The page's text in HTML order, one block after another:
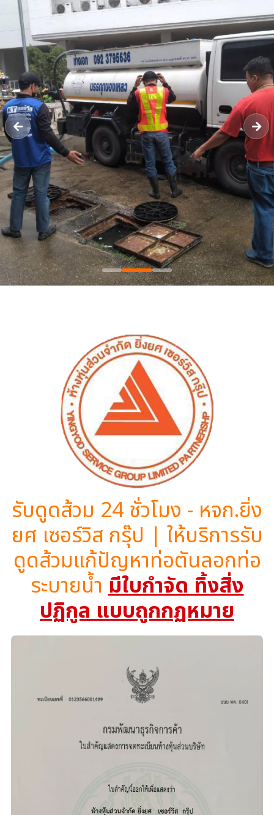
รับดูดส้วม 24 ชั่วโมง - หจก.ยิ่งยศ
เซอร์วิส กรุ๊ป | ให้บริการรับดูดส้วม
แก้ปัญหาท่อตัน ลอกท่อระบายน้ำ ใน
เขตจังหวัดนนทบุรี มีใบกำจัด ทิ้งสิ่ง
ปฏิกูล แบบถูกกฏหมาย
รถดูดส้วม​นนทบุรี รับดูดสิ่งปฏิกูล​ แก้ไขท่อตันทุกชนิด​ ลอกท่อระบายน้ำ​
บริการส่งน้ำ รับงานในเขตจังหวัดนนทบุรี รถบรรทุกเฉพาะกิจ​ (กำจัดสิ่ง
ปฏิกูล)​ ได้รับใบอนุญาตให้รับทำการเก็บขน​ [..]
โทร 09-23795636 แชท LINE ติดต่อเรา
รับดูดส้วม 24 ชั่วโมง - หจก.ยิ่ง
ยศ เซอร์วิส กรุ๊ป | ให้บริการรับ
ดูดส้วมแก้ปัญหาท่อตันลอกท่อ
ระบายน้ำมีใบกำจัด ทิ้งสิ่ง
ปฏิกูล แบบถูกกฏหมาย